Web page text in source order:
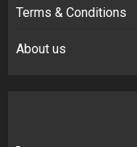
Terms & Conditions
About us